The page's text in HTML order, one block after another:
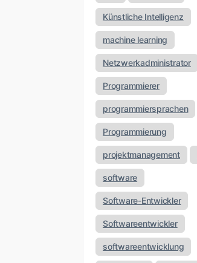
Künstliche Intelligenz
machine learning
Netzwerkadministrator
Programmierer
programmiersprachen
Programmierung
projektmanagement
software
Software-Entwickler
Softwareentwickler
softwareentwicklung